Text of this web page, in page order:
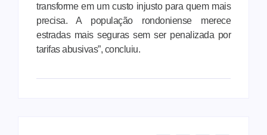
transforme em um custo injusto para quem mais
precisa. A população rondoniense merece
estradas mais seguras sem ser penalizada por
tarifas abusivas”, concluiu.